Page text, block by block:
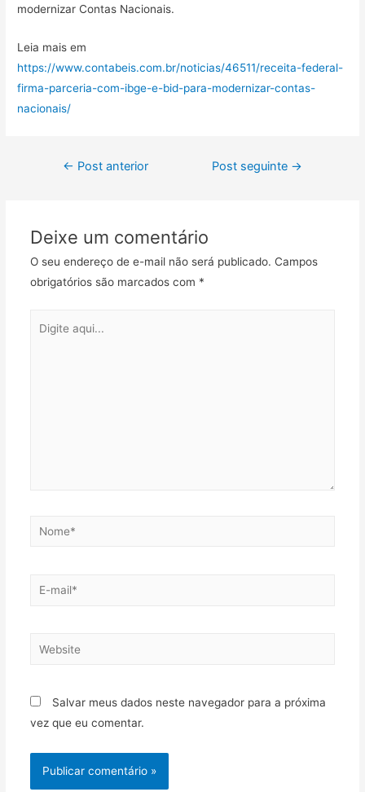
modernizar Contas Nacionais.
Leia mais em
https://www.contabeis.com.br/noticias/46511/receita-federal-
firma-parceria-com-ibge-e-bid-para-modernizar-contas-
nacionais/
← Post anterior Post seguinte →
Deixe um comentário
O seu endereço de e-mail não será publicado. Campos
obrigatórios são marcados com *
Salvar meus dados neste navegador para a próxima
vez que eu comentar.